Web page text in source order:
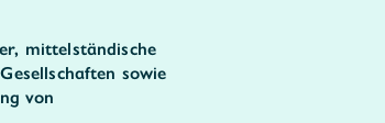
mittelständische
sowie
von